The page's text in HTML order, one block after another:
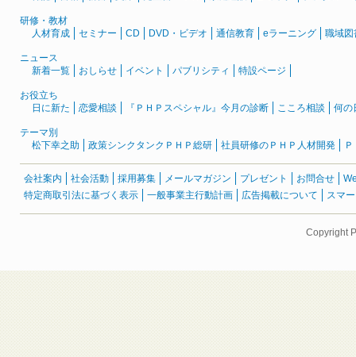
研修・教材
人材育成
セミナー CD DVD・ビデオ 通信教育 eラーニング 職域図
ニュース
新着一覧
おしらせ イベント パブリシティ 特設ページ
お役立ち
日に新た
恋愛相談 『ＰＨＰスペシャル』今月の診断 こころ相談 何の
テーマ別
松下幸之助
政策シンクタンクＰＨＰ総研 社員研修のＰＨＰ人材開発
会社案内 社会活動 採用募集 メールマガジン プレゼント お問合せ
特定商取引法に基づく表示
一般事業主行動計画 広告掲載について スマ
Copyright